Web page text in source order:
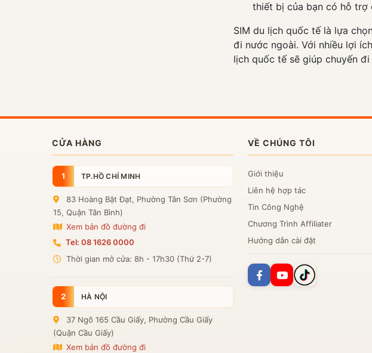
thiết bị của bạn có hỗ trợ
SIM du lịch quốc tế là lựa
đi nước ngoài. Với nhiều lợi
lịch quốc tế sẽ giúp chuyến
CỬA HÀNG
1 TP.HỒ CHÍ MINH
83 Hoàng Bật Đạt, Phường Tân Sơn (Phường
15, Quận Tân Bình)
Xem bản đồ đường đi
Tel: 08 1626 0000
Thời gian mở cửa: 8h - 17h30 (Thứ 2-7)
2 HÀ NỘI
37 Ngõ 165 Cầu Giấy, Phường Cầu Giấy
(Quận Cầu Giấy)
Xem bản đồ đường đi
VỀ CHÚNG TÔI
Giới thiệu
Liên hệ hợp tác
Tin Công Nghệ
Chương Trình Affiliater
Hướng dẫn cài đặt